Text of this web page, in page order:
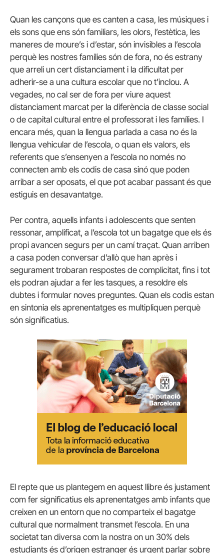
Quan les cançons que es canten a casa, les músiques i
els sons que ens són familiars, les olors, l’estètica, les
maneres de moure’s i d’estar, són invisibles a l’escola
perquè les nostres famílies són de fora, no és estrany
que arreli un cert distanciament i la dificultat per
adherir-se a una cultura escolar que no t’inclou. A
vegades, no cal ser de fora per viure aquest
distanciament marcat per la diferència de classe social
o de capital cultural entre el professorat i les famílies. I
encara més, quan la llengua parlada a casa no és la
llengua vehicular de l’escola, o quan els valors, els
referents que s’ensenyen a l’escola no només no
connecten amb els codis de casa sinó que poden
arribar a ser oposats, el que pot acabar passant és que
estiguis en desavantatge.
Per contra, aquells infants i adolescents que senten
ressonar, amplificat, a l’escola tot un bagatge que els és
propi avancen segurs per un camí traçat. Quan arriben
a casa poden conversar d’allò que han après i
segurament trobaran respostes de complicitat, fins i tot
els podran ajudar a fer les tasques, a resoldre els
dubtes i formular noves preguntes. Quan els codis estan
en sintonia els aprenentatges es multipliquen perquè
són significatius.
El repte que us plantegem en aquest llibre és justament
com fer significatius els aprenentatges amb infants que
creixen en un entorn que no comparteix el bagatge
cultural que normalment transmet l’escola. En una
societat tan diversa com la nostra on un 30% dels
estudiants és d’origen estranger és urgent parlar sobre